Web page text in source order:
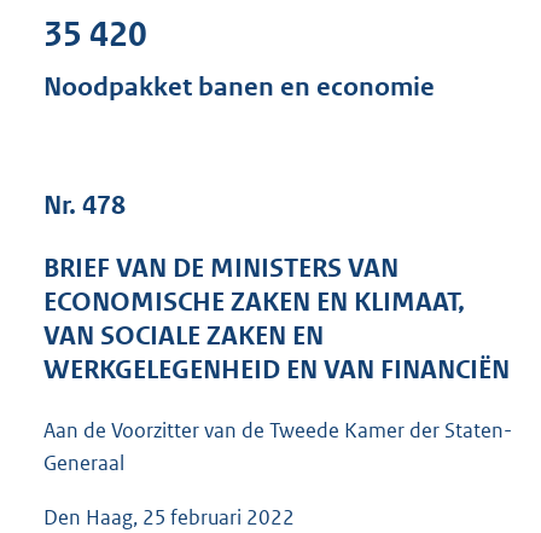
s
e
:
5
K
35 420
Noodpakket banen en economie
Nr. 478
BRIEF VAN DE MINISTERS VAN
ECONOMISCHE ZAKEN EN KLIMAAT,
VAN SOCIALE ZAKEN EN
WERKGELEGENHEID EN VAN FINANCIËN
Aan de Voorzitter van de Tweede Kamer der Staten-
Generaal
Den Haag, 25 februari 2022